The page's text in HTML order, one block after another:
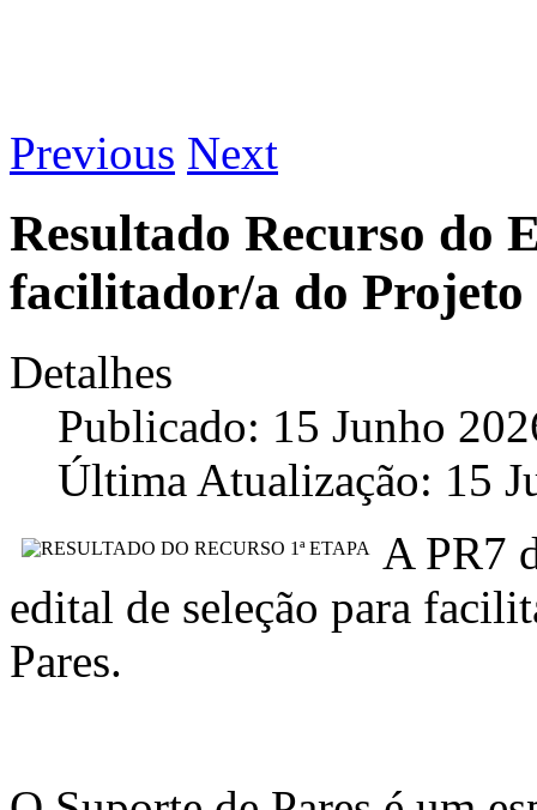
Previous Next
Resultado Recurso do
facilitador/a do Projeto
Detalhes
Publicado: 15 Junho
Última Atualização: 15
A PR7
edital de seleção para
Pares.